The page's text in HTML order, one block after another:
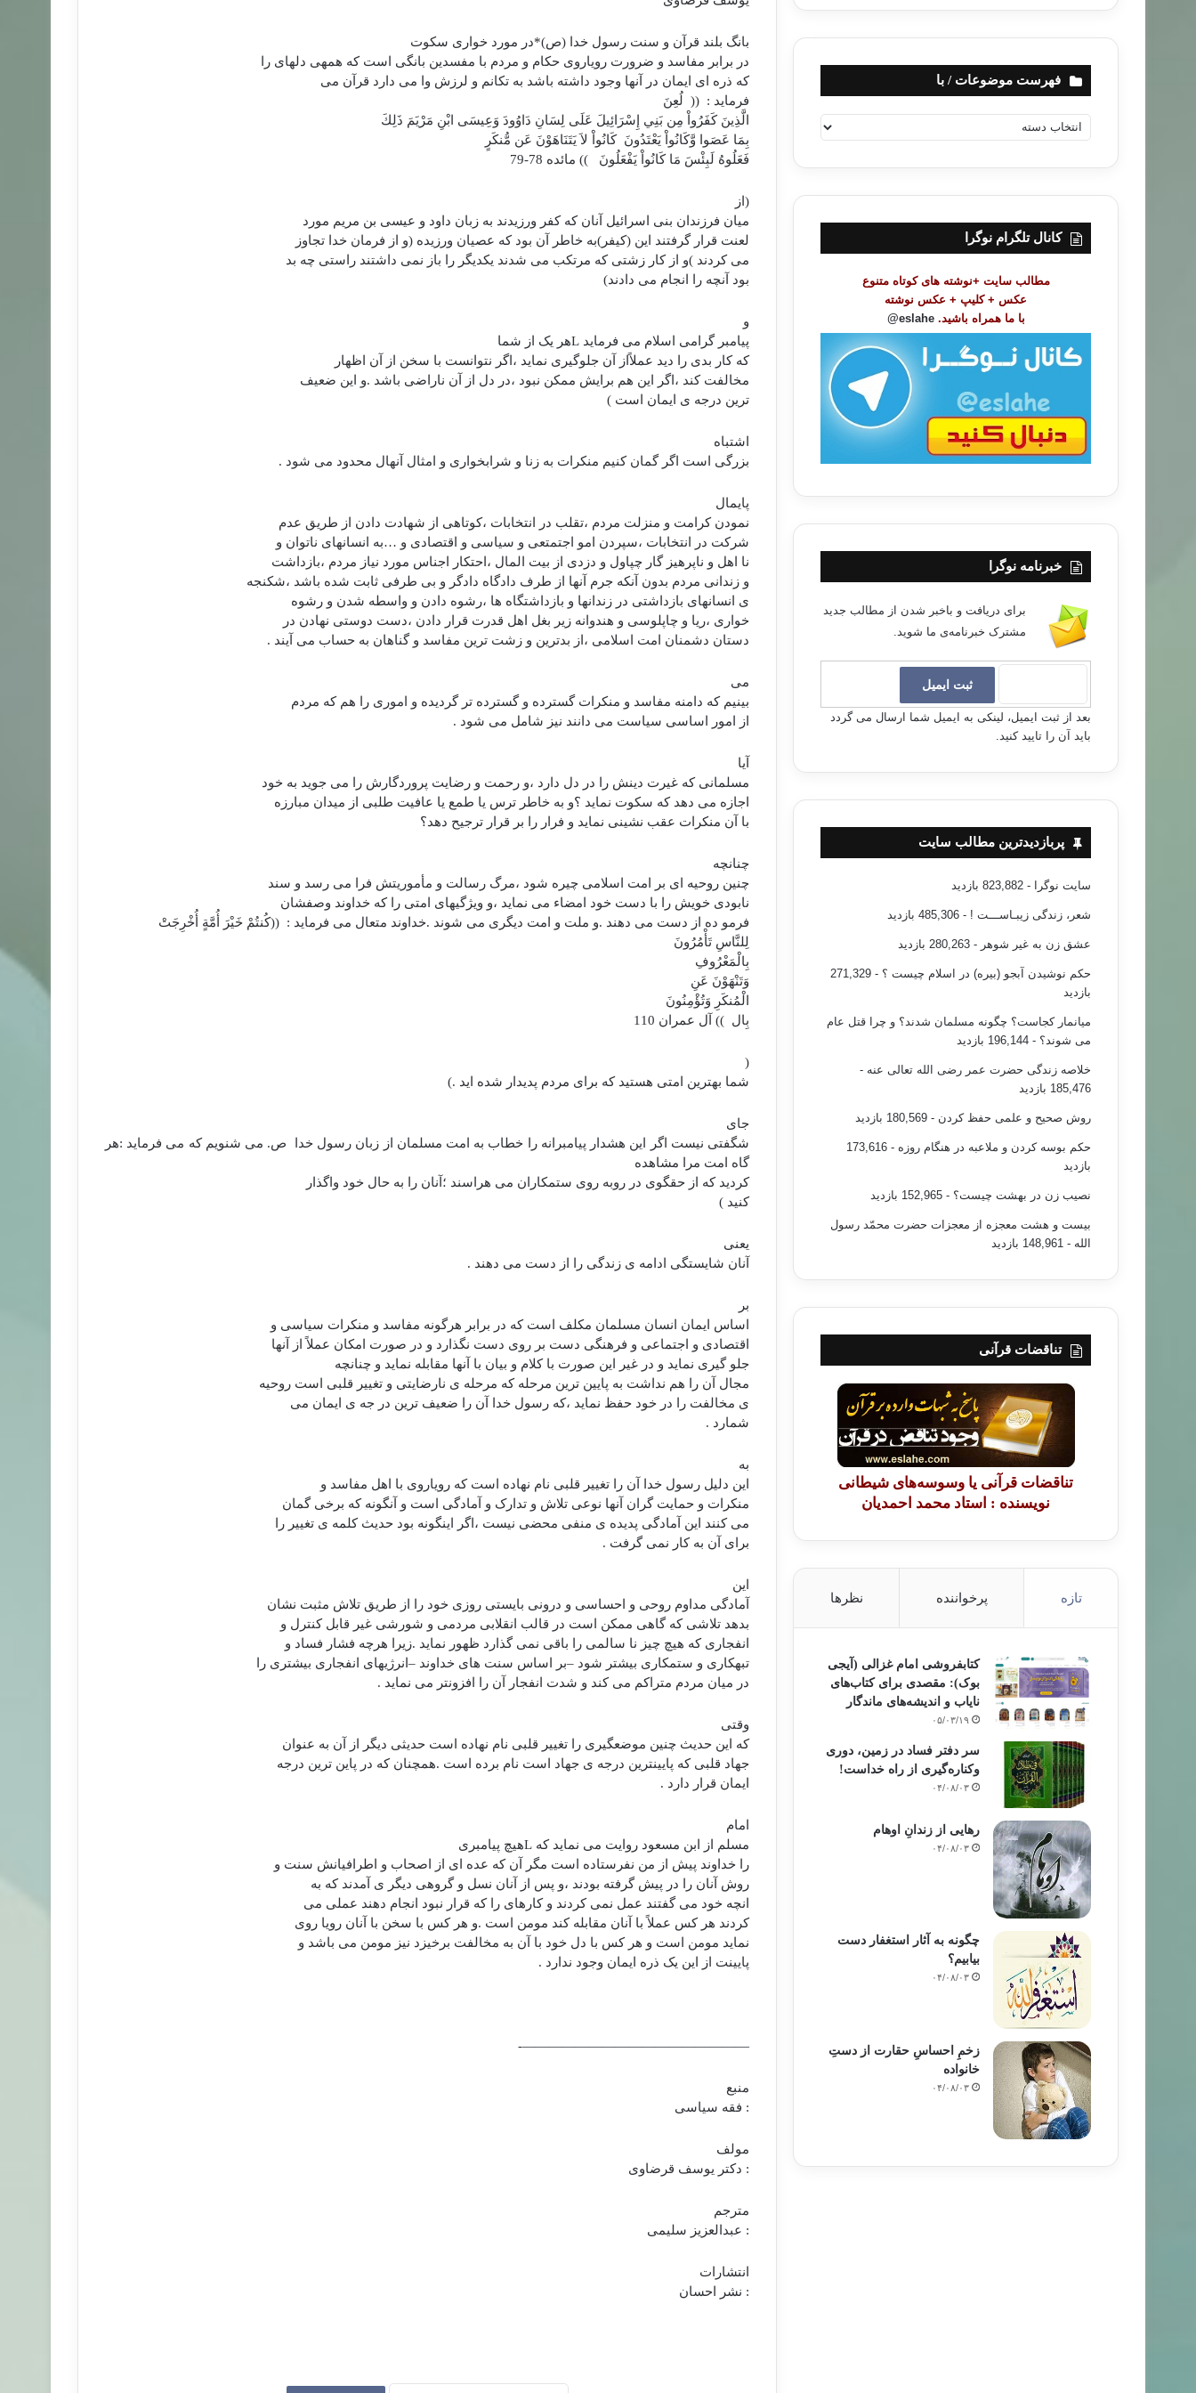
بانگ بلند قرآن و سنت رسول خدا (ص)*در مورد خواری سکوت
در برابر مفاسد و ضرورت رویاروی حکام و مردم با مفسدین بانگی است که همهی دلهای را
که ذره ای ایمان در آنها وجود داشته باشد به تکانم و لرزش وا می دارد قرآن می
فرماید : (( لُعِنَ
الَّذِينَ كَفَرُواْ مِن بَنِي إِسْرَائِيلَ عَلَى لِسَانِ دَاوُودَ وَعِيسَى ابْنِ مَرْيَمَ ذَلِكَ
بِمَا عَصَوا وَّكَانُواْ يَعْتَدُونَ كَانُواْ لاَ يَتَنَاهَوْنَ عَن مُّنكَرٍ
فَعَلُوهُ لَبِئْسَ مَا كَانُواْ يَفْعَلُونَ
)) مائده 78-79
(از
میان فرزندان بنی اسرائیل آنان که کفر ورزیدند به زبان داود و عیسی بن مریم مورد
لعنت قرار گرفتند این (کیفر)به خاطر آن بود که عصیان ورزیده (و از فرمان خدا تجاوز
می کردند )و از کار زشتی که مرتکب می شدند یکدیگر را باز نمی داشتند راستی چه بد
بود آنچه را انجام می دادند)
و
پیامبر گرامی اسلام می فرماید Lهر یک از شما
که کار بدی را دید عملاًاز آن جلوگیری نماید ،اگر نتوانست با سخن از آن اظهار
مخالفت کند ،اگر این هم برایش ممکن نبود ،در دل از آن ناراضی باشد .و این ضعیف
ترین درجه ی ایمان است )
اشتباه
بزرگی است اگر گمان کنیم منکرات به زنا و شرابخواری و امثال آنهال محدود می شود .
پایمال
نمودن کرامت و منزلت مردم ،تقلب در انتخابات ،کوتاهی از شهادت دادن از طریق عدم
شرکت در انتخابات ،سپردن امو اجتمتعی و سیاسی و اقتصادی و …به انسانهای ناتوان و
نا اهل و ناپرهیز گار چپاول و دزدی از بیت المال ،احتکار اجناس مورد نیاز مردم ،بازداشت
و زندانی مردم بدون آنکه جرم آنها از طرف دادگاه دادگر و بی طرفی ثابت شده باشد ،شکنجه
ی انسانهای بازداشتی در زندانها و بازداشتگاه ها ،رشوه دادن و واسطه شدن و رشوه
خواری ،ریا و چاپلوسی و هندوانه زیر بغل اهل قدرت قرار دادن ،دست دوستی نهادن در
دستان دشمنان امت اسلامی ،از بدترین و زشت ترین مفاسد و گناهان به حساب می آیند .
می
بینیم که دامنه مفاسد و منکرات گسترده و گسترده تر گردیده و اموری را هم که مردم
از امور اساسی سیاست می دانند نیز شامل می شود .
آیا
مسلمانی که غیرت دینش را در دل دارد ،و رحمت و رضایت پروردگارش را می جوید به خود
اجازه می دهد که سکوت نماید ؟و به خاطر ترس یا طمع یا عافیت طلبی از میدان مبارزه
با آن منکرات عقب نشینی نماید و فرار را بر قرار ترجیح دهد؟
چنانچه
چنین روحیه ای بر امت اسلامی چیره شود ،مرگ رسالت و مأموریتش فرا می رسد و سند
نابودی خویش را با دست خود امضاء می نماید ،و ویژگیهای امتی را که خداوند وصفشان
فرمو ده از دست می دهند .و ملت و امت دیگری می شوند .خداوند متعال می فرماید : ((كُنتُمْ خَيْرَ أُمَّةٍ أُخْرِجَتْ
لِلنَّاسِ تَأْمُرُونَ
بِالْمَعْرُوفِ
وَتَنْهَوْنَ عَنِ
الْمُنكَرِ وَتُؤْمِنُونَ
بِال )) آل عمران 110
(
شما بهترین امتی هستید که برای مردم پدیدار شده اید .)
جای
شگفتی نیست اگر این هشدار پیامبرانه را خطاب به امت مسلمان از زبان رسول خدا
ص. می شنویم که می فرماید :هر
گاه امت مرا مشاهده
کردید که از حقگوی در روبه روی ستمکاران می هراسند ؛آنان را به حال خود واگذار
کنید )
یعنی
آنان شایستگی ادامه ی زندگی را از دست می دهند .
بر
اساس ایمان انسان مسلمان مکلف است که در برابر هرگونه مفاسد و منکرات سیاسی و
اقتصادی و اجتماعی و فرهنگی دست بر روی دست نگذارد و در صورت امکان عملاً از آنها
جلو گیری نماید و در غیر این صورت با کلام و بیان با آنها مقابله نماید و چنانچه
مجال آن را هم نداشت به پایین ترین مرحله که مرحله ی نارضایتی و تغییر قلبی است روحیه
ی مخالفت را در خود حفظ نماید ،که رسول خدا آن را ضعیف ترین در جه ی ایمان می
شمارد .
به
این دلیل رسول خدا آن را تغییر قلبی نام نهاده است که رویاروی با اهل مفاسد و
منکرات و حمایت گران آنها نوعی تلاش و تدارک و آمادگی است و آنگونه که برخی گمان
می کنند این آمادگی پدیده ی منفی محضی نیست ،اگر اینگونه بود حدیث کلمه ی تغییر را
برای آن به کار نمی گرفت .
این
آمادگی مداوم روحی و احساسی و درونی بایستی روزی خود را از طریق تلاش مثبت نشان
بدهد تلاشی که گاهی ممکن است در قالب انقلابی مردمی و شورشی غیر قابل کنترل و
انفجاری که هیچ چیز نا سالمی را باقی نمی گذارد ظهور نماید .زیرا هرچه فشار فساد و
تبهکاری و ستمکاری بیشتر شود –بر اساس سنت های خداوند –انرژیهای انفجاری بیشتری را
در میان مردم متراکم می کند و شدت انفجار آن را افزونتر می نماید .
وقتی
که این حدیث چنین موضعگیری را تغییر قلبی نام نهاده است حدیثی دیگر از آن به عنوان
جهاد قلبی که پایینترین درجه ی جهاد است نام برده است .همچنان که در پاین ترین درجه
ایمان قرار دارد .
امام
مسلم از ابن مسعود روایت می نماید که Lهیچ پیامبری
را خداوند پیش از من نفرستاده است مگر آن که عده ای از اصحاب و اطرافیانش سنت و
روش آنان را در پیش گرفته بودند ،و پس از آنان نسل و گروهی دیگر ی آمدند که به
انچه خود می گفتند عمل نمی کردند و کارهای را که قرار نبود انجام دهند عملی می
کردند هر کس عملاً با آنان مقابله کند مومن است .و هر کس با سخن با آنان رویا روی
نماید مومن است و هر کس با دل خود با آن به مخالفت برخیزد نیز مومن می باشد و
پایینت از این یک ذره ایمان وجود ندارد .
—————————————————-
منبع
: فقه سیاسی
مولف
: دکتر یوسف قرضاوی
مترجم
: عبدالعزیز سلیمی
انتشارات
: نشر احسان
فهرست موضوعات / با
ه
ت
ض
کانال تلگرام نوگرا
مطالب سایت +نوشته های کوتاه متنوع
عکس + کلیپ + عکس نوشته
با ما همراه باشید. eslahe@
خبرنامه نوگرا
برای دریافت و باخبر شدن از مطالب جدید
مشترک خبرنامه‌ی ما شوید.
بعد از ثبت ایمیل، لینکی به ایمیل شما ارسال می گردد
باید آن را تایید کنید.
پربازدیدترین مطالب سایت
سایت نوگرا - 823,882 بازدید
شعر، زندگی زیبـاســـت ! - 485,306 بازدید
عشق زن به غیر شوهر - 280,263 بازدید
حکم نوشیدن آبجو (بیره) در اسلام چیست ؟
- 271,329
بازدید
میانمار کجاست؟ چگونه مسلمان شدند؟ و چرا قتل عام
می شوند؟ - 196,144 بازدید
خلاصه زندگی حضرت عمر رضی الله تعالی عنه -
185,476 بازدید
روش صحیح و علمی حفظ کردن - 180,569 بازدید
حکم بوسه کردن و ملاعبه در هنگام روزه
- 173,616
بازدید
نصیب زن در بهشت چیست؟ - 152,965 بازدید
بیست و هشت معجزه از معجزات حضرت محمّد رسول
الله - 148,961 بازدید
تناقضات قرآنی
تناقضات قرآنی یا وسوسه‌های شیطانی
نویسنده : استاد محمد احمدیان
تازه پرخواننده نظرها
کتابفروشی امام غزالی (آیجی
بوک): مقصدی برای کتاب‌های
نایاب و اندیشه‌های ماندگار
۰۵/۰۳/۱۹
سر دفتر فساد در زمین‌، دوری
وکناره‌گیری از راه خداست‌!
۰۴/۰۸/۰۳
رهایی از زندانِ اوهام
۰۴/۰۸/۰۳
چگونه به آثار استغفار دست
بیابیم؟
۰۴/۰۸/۰۳
زخمِ احساسِ حقارت از دستِ
خانواده
۰۴/۰۸/۰۳